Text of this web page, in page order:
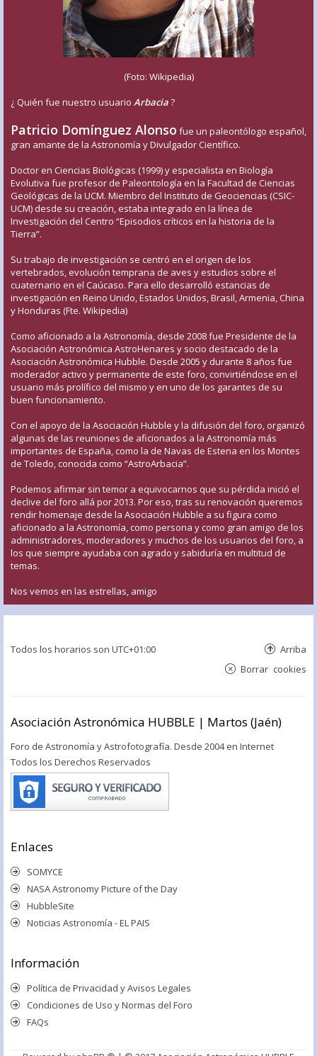
(Foto: Wikipedia)
¿ Quién fue nuestro usuario Arbacia?
Patricio Domínguez Alonso fue un paleontólogo español,
gran amante de la Astronomía y Divulgador Científico.
Doctor en Ciencias Biológicas (1999) y especialista en Biología
Evolutiva fue profesor de Paleontología en la Facultad de Ciencias
Geológicas de la UCM. Miembro del Instituto de Geociencias (CSIC-
UCM) desde su creación, estaba integrado en la línea de
Investigación del Centro “Episodios críticos en la historia de la
Tierra”.
Su trabajo de investigación se centró en el origen de los
vertebrados, evolución temprana de aves y estudios sobre el
cuaternario en el Caúcaso. Para ello desarrolló estancias de
investigación en Reino Unido, Estados Unidos, Brasil, Armenia, China
y Honduras (Fte. Wikipedia)
Como aficionado a la Astronomía, desde 2008 fue Presidente de la
Asociación Astronómica AstroHenares y socio destacado de la
Asociación Astronómica Hubble. Desde 2005 y durante 8 años fue
moderador activo y permanente de este foro, convirtiéndose en el
usuario más prolífico del mismo y en uno de los garantes de su
buen funcionamiento.
Con el apoyo de la Asociación Hubble y la difusión del foro, organizó
algunas de las reuniones de aficionados a la Astronomía más
importantes de España, como la de Navas de Estena en los Montes
de Toledo, conocida como “AstroArbacia”.
Podemos afirmar sin temor a equivocarnos que su pérdida inició el
declive del foro allá por 2013. Por eso, tras su renovación queremos
rendir homenaje desde la Asociación Hubble a su figura como
aficionado a la Astronomía, como persona y como gran amigo de los
administradores, moderadores y muchos de los usuarios del foro, a
los que siempre ayudaba con agrado y sabiduría en multitud de
temas.
Nos vemos en las estrellas, amigo
Todos los horarios son UTC+01:00 Arriba
Borrar cookies
Asociación Astronómica HUBBLE | Martos (Jaén)
Foro de Astronomía y Astrofotografía. Desde 2004 en Internet
Todos los Derechos Reservados
Enlaces
SOMYCE
NASA Astronomy Picture of the Day
HubbleSite
Noticias Astronomía - EL PAIS
Información
Política de Privacidad y Avisos Legales
Condiciones de Uso y Normas del Foro
FAQs